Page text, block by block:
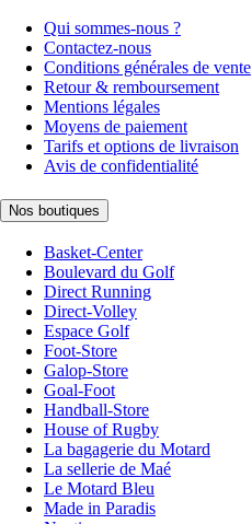
Qui sommes-nous ?
Contactez-nous
Conditions générales de vente
Retour & remboursement
Mentions légales
Moyens de paiement
Tarifs et options de livraison
Avis de confidentialité
Nos boutiques
Basket-Center
Boulevard du Golf
Direct Running
Direct-Volley
Espace Golf
Foot-Store
Galop-Store
Goal-Foot
Handball-Store
House of Rugby
La bagagerie du Motard
La sellerie de Maé
Le Motard Bleu
Made in Paradis